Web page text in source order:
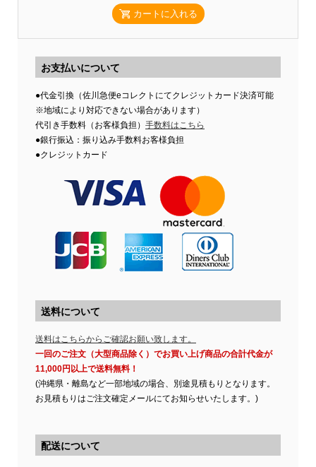
カートに入れる
お支払いについて
●代金引換（佐川急便eコレクトにてクレジットカード決済可能
※地域により対応できない場合があります）
代引き手数料（お客様負担） 手数料はこちら
●銀行振込：振り込み手数料お客様負担
●クレジットカード
送料について
送料はこちらからご確認お願い致します。
一回のご注文（大型商品除く）でお買い上げ商品の合計代金が
11,000円以上で送料無料！
(沖縄県・離島など一部地域の場合、別途見積もりとなります。
お見積もりはご注文確定メールにてお知らせいたします。)
配送について